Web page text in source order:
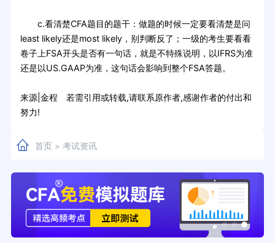
c.看清楚CFA题目的题干：做题的时候一定要看清楚是问
least likely还是most likely，别判断反了；一级的考生要看看
卷子上FSA开头是否有一句话，就是不特殊说明，以IFRS为准
还是以US.GAAP为准，这句话会影响到整个FSA答题。
来源|金程 若需引用或转载,请联系原作者,感谢作者的付出和
努力!
首页> 考试资讯